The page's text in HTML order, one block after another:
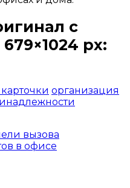
с
px:
организация
вызова
в офисе